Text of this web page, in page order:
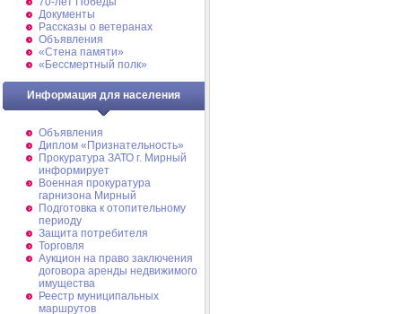
Документы
Рассказы о ветеранах
Объявления
«Стена памяти»
«Бессмертный полк»
Информация для населения
Объявления
Диплом «Признательность»
Прокуратура ЗАТО г. Мирный
информирует
Военная прокуратура
гарнизона Мирный
Подготовка к отопительному
периоду
Защита потребителя
Торговля
Аукцион на право заключения
договора аренды недвижимого
имущества
Реестр муниципальных
маршрутов